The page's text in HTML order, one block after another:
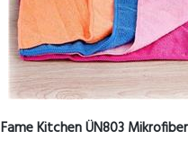
Fame Kitchen ÜN803